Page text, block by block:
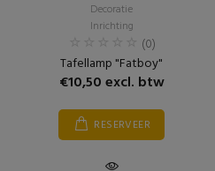
Decoratie
Inrichting
(0)
Tafellamp "Fatboy"
€10,50 excl. btw
RESERVEER